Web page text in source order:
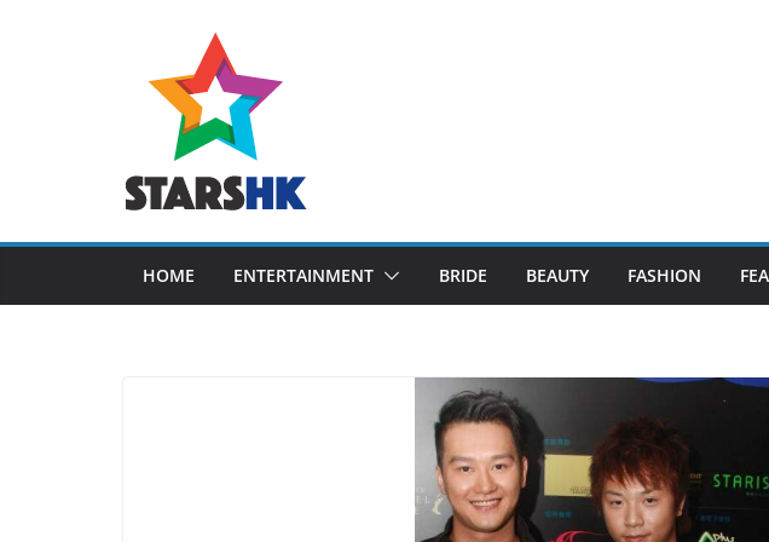
HOME ENTERTAINMENT BRIDE BEAUTY FASHION